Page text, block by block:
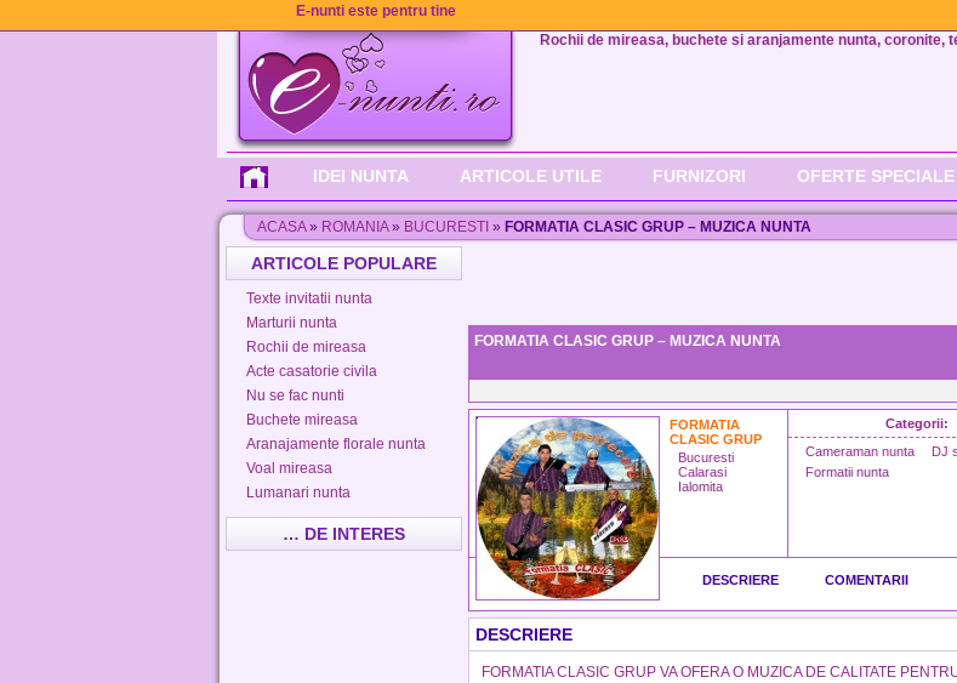
E-nunti este pentru tine
Rochii de mireasa, buchete si aranjamente nunta,
IDEI NUNTA ARTICOLE UTILE FURNIZORI OFERTE SPECIALE
ACASA» ROMANIA» BUCURESTI » FORMATIA CLASIC GRUP – MUZICA NUNTA
ARTICOLE POPULARE
Texte invitatii nunta
Marturii nunta
Rochii de mireasa
Acte casatorie civila
Nu se fac nunti
Buchete mireasa
Aranajamente florale nunta
Voal mireasa
Lumanari nunta
… DE INTERES
FORMATIA CLASIC GRUP – MUZICA NUNTA
FORMATIA
CLASIC GRUP
Bucuresti
Calarasi
Ialomita
Categorii:
Cameraman nunta
DJ
Formatii nunta
DESCRIERE COMENTARII
DESCRIERE
FORMATIA CLASIC GRUP VA OFERA O MUZICA DE CALITATE